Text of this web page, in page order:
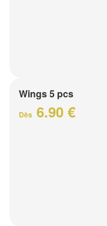
Wings 5 pcs
Dès 6.90 €